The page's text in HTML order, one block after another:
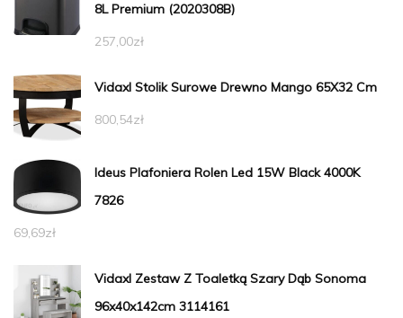
8L Premium (2020308B)
257,00zł
Vidaxl Stolik Surowe Drewno Mango 65X32 Cm
800,54zł
Ideus Plafoniera Rolen Led 15W Black 4000K
7826
69,69zł
Vidaxl Zestaw Z Toaletką Szary Dąb Sonoma
96x40x142cm 3114161